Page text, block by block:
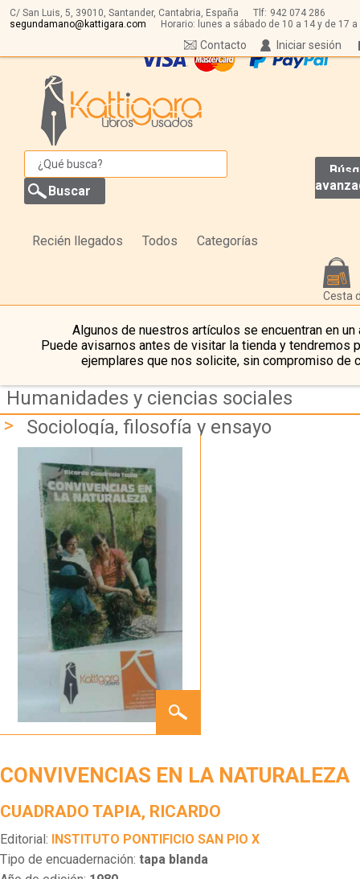
C/ San Luis, 5, 39010, Santander, Cantabria, España Tlf: 942 074 286
segundamano@kattigara.com
Horario: lunes a sábado de 10 a 14 y de 17 a
Iniciar sesión
Contacto
Recién llegados Todos Categorías
Cesta
Algunos de nuestros artículos se encuentran en un
Puede avisarnos antes de visitar la tienda y tendremos
ejemplares que nos solicite, sin compromiso de
Humanidades y ciencias sociales
>
Sociología, filosofía y ensayo
EN LA
CONVIVENCIAS EN LA NATURALEZA
CUADRADO TAPIA, RICARDO
Editorial: INSTITUTO PONTIFICIO SAN PIO X
Tipo de encuadernación: tapa blanda